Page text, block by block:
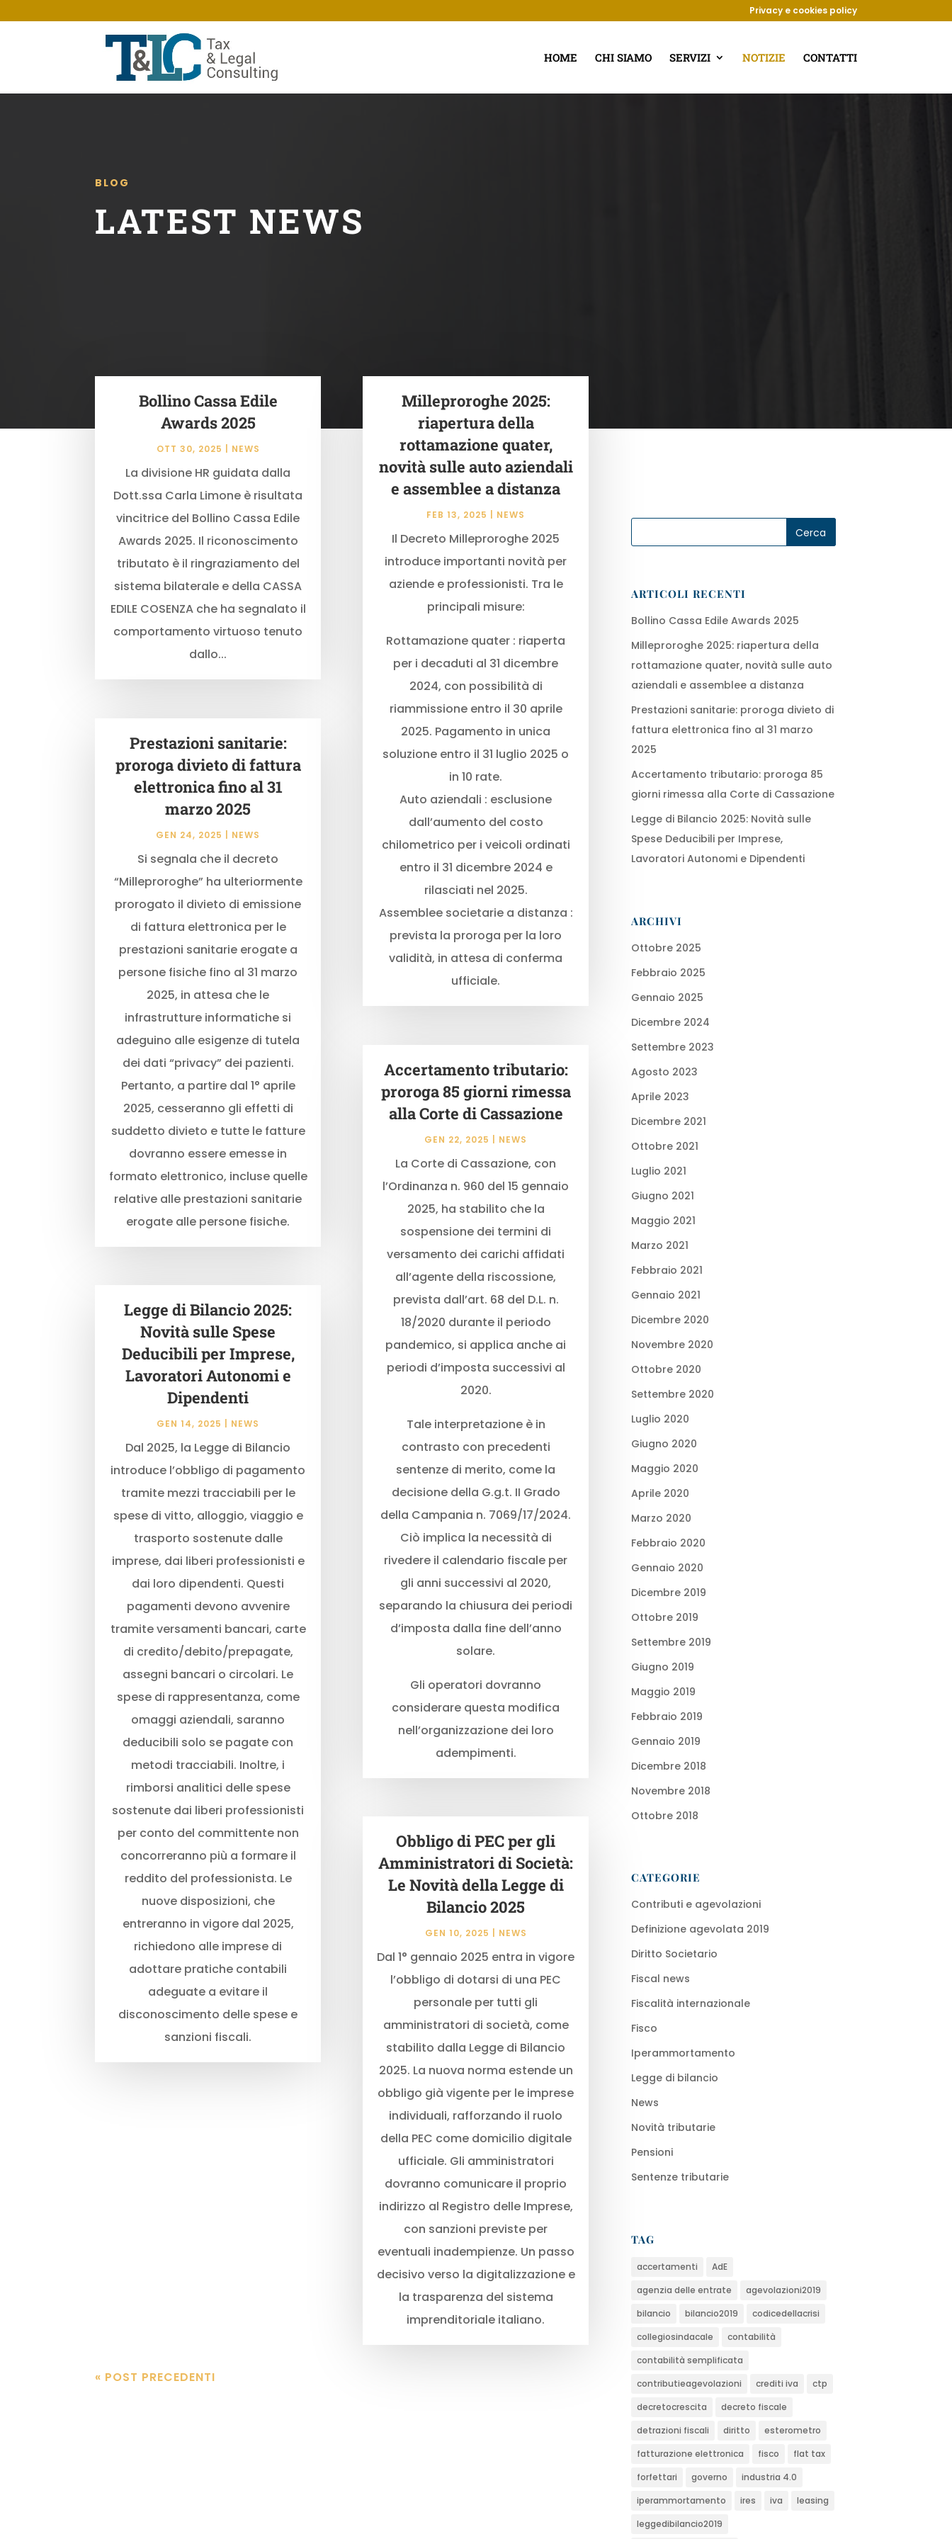
Privacy e cookies policy
HOME CHI SIAMO SERVIZI NOTIZIE CONTATTI
BLOG
LATEST NEWS
Bollino Cassa Edile
Awards 2025
OTT 30, 2025 NEWS
La divisione HR guidata dalla
Dott.ssa Carla Limone è risultata
vincitrice del Bollino Cassa Edile
Awards 2025. Il riconoscimento
tributato è il ringraziamento del
sistema bilaterale e della CASSA
EDILE COSENZA che ha segnalato il
comportamento virtuoso tenuto
dallo...
Prestazioni sanitarie:
proroga divieto di fattura
elettronica fino al 31
marzo 2025
GEN 24, 2025 NEWS
Si segnala che il decreto
“Milleproroghe” ha ulteriormente
prorogato il divieto di emissione
di fattura elettronica per le
prestazioni sanitarie erogate a
persone fisiche fino al 31 marzo
2025, in attesa che le
infrastrutture informatiche si
adeguino alle esigenze di tutela
dei dati “privacy” dei pazienti.
Pertanto, a partire dal 1° aprile
2025, cesseranno gli effetti di
suddetto divieto e tutte le fatture
dovranno essere emesse in
formato elettronico, incluse quelle
relative alle prestazioni sanitarie
erogate alle persone fisiche.
Legge di Bilancio 2025:
Novità sulle Spese
Deducibili per Imprese,
Lavoratori Autonomi e
Dipendenti
GEN 14, 2025 NEWS
Dal 2025, la Legge di Bilancio
introduce l’obbligo di pagamento
tramite mezzi tracciabili per le
spese di vitto, alloggio, viaggio e
trasporto sostenute dalle
imprese, dai liberi professionisti e
dai loro dipendenti. Questi
pagamenti devono avvenire
tramite versamenti bancari, carte
di credito/debito/prepagate,
assegni bancari o circolari. Le
spese di rappresentanza, come
omaggi aziendali, saranno
deducibili solo se pagate con
metodi tracciabili. Inoltre, i
rimborsi analitici delle spese
sostenute dai liberi professionisti
per conto del committente non
concorreranno più a formare il
reddito del professionista. Le
nuove disposizioni, che
entreranno in vigore dal 2025,
richiedono alle imprese di
adottare pratiche contabili
adeguate a evitare il
disconoscimento delle spese e
sanzioni fiscali.
Milleproroghe 2025:
riapertura della
rottamazione quater,
novità sulle auto aziendali
e assemblee a distanza
FEB 13, 2025 NEWS
Il Decreto Milleproroghe 2025
introduce importanti novità per
aziende e professionisti. Tra le
principali misure:
Rottamazione quater : riaperta
per i decaduti al 31 dicembre
2024, con possibilità di
riammissione entro il 30 aprile
2025. Pagamento in unica
soluzione entro il 31 luglio 2025 o
in 10 rate.
Auto aziendali : esclusione
dall’aumento del costo
chilometrico per i veicoli ordinati
entro il 31 dicembre 2024 e
rilasciati nel 2025.
Assemblee societarie a distanza :
prevista la proroga per la loro
validità, in attesa di conferma
ufficiale.
Accertamento tributario:
proroga 85 giorni rimessa
alla Corte di Cassazione
GEN 22, 2025 NEWS
La Corte di Cassazione, con
l’Ordinanza n. 960 del 15 gennaio
2025, ha stabilito che la
sospensione dei termini di
versamento dei carichi affidati
all’agente della riscossione,
prevista dall’art. 68 del D.L. n.
18/2020 durante il periodo
pandemico, si applica anche ai
periodi d’imposta successivi al
2020.
Tale interpretazione è in
contrasto con precedenti
sentenze di merito, come la
decisione della G.g.t. II Grado
della Campania n. 7069/17/2024.
Ciò implica la necessità di
rivedere il calendario fiscale per
gli anni successivi al 2020,
separando la chiusura dei periodi
d’imposta dalla fine dell’anno
solare.
Gli operatori dovranno
considerare questa modifica
nell’organizzazione dei loro
adempimenti.
Obbligo di PEC per gli
Amministratori di Società:
Le Novità della Legge di
Bilancio 2025
GEN 10, 2025 NEWS
Dal 1° gennaio 2025 entra in vigore
l’obbligo di dotarsi di una PEC
personale per tutti gli
amministratori di società, come
stabilito dalla Legge di Bilancio
2025. La nuova norma estende un
obbligo già vigente per le imprese
individuali, rafforzando il ruolo
della PEC come domicilio digitale
ufficiale. Gli amministratori
dovranno comunicare il proprio
indirizzo al Registro delle Imprese,
con sanzioni previste per
eventuali inadempienze. Un passo
decisivo verso la digitalizzazione e
la trasparenza del sistema
imprenditoriale italiano.
« POST PRECEDENTI
ARTICOLI RECENTI
Bollino Cassa Edile Awards 2025
Milleproroghe 2025: riapertura della
rottamazione quater, novità sulle auto
aziendali e assemblee a distanza
Prestazioni sanitarie: proroga divieto di
fattura elettronica fino al 31 marzo
2025
Accertamento tributario: proroga 85
giorni rimessa alla Corte di Cassazione
Legge di Bilancio 2025: Novità sulle
Spese Deducibili per Imprese,
Lavoratori Autonomi e Dipendenti
ARCHIVI
Ottobre 2025
Febbraio 2025
Gennaio 2025
Dicembre 2024
Settembre 2023
Agosto 2023
Aprile 2023
Dicembre 2021
Ottobre 2021
Luglio 2021
Giugno 2021
Maggio 2021
Marzo 2021
Febbraio 2021
Gennaio 2021
Dicembre 2020
Novembre 2020
Ottobre 2020
Settembre 2020
Luglio 2020
Giugno 2020
Maggio 2020
Aprile 2020
Marzo 2020
Febbraio 2020
Gennaio 2020
Dicembre 2019
Ottobre 2019
Settembre 2019
Giugno 2019
Maggio 2019
Febbraio 2019
Gennaio 2019
Dicembre 2018
Novembre 2018
Ottobre 2018
CATEGORIE
Contributi e agevolazioni
Definizione agevolata 2019
Diritto Societario
Fiscal news
Fiscalità internazionale
Fisco
Iperammortamento
Legge di bilancio
News
Novità tributarie
Pensioni
Sentenze tributarie
TAG
accertamenti
AdE
agenzia delle entrate
agevolazioni2019
bilancio
bilancio2019
codicedellacrisi
collegiosindacale
contabilità
contabilità semplificata
contributieagevolazioni
crediti iva
ctp
decretocrescita
decreto fiscale
detrazioni fiscali
diritto
esterometro
fatturazione elettronica
fisco
flat tax
forfettari
governo
industria 4.0
iperammortamento
ires iva
leasing
leggedibilancio2019